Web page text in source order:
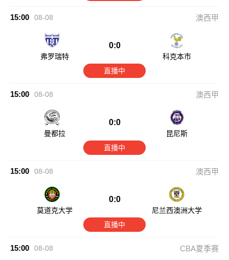
15:00 08-08 澳西甲
弗罗瑞特
0:0
科克本市
直播中
15:00 08-08 澳西甲
曼都拉
0:0
昆尼斯
直播中
15:00 08-08 澳西甲
莫道克大学
0:0
尼兰西澳洲大学
直播中
15:00 08-08 CBA夏季赛